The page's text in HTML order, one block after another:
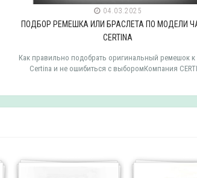
04.03.2025
ПОДБОР РЕМЕШКА ИЛИ БРАСЛЕТА ПО МОДЕЛИ
CERTINA
Как правильно подобрать оригинальный ремешок к
Certina и не ошибиться с выборомКомпания